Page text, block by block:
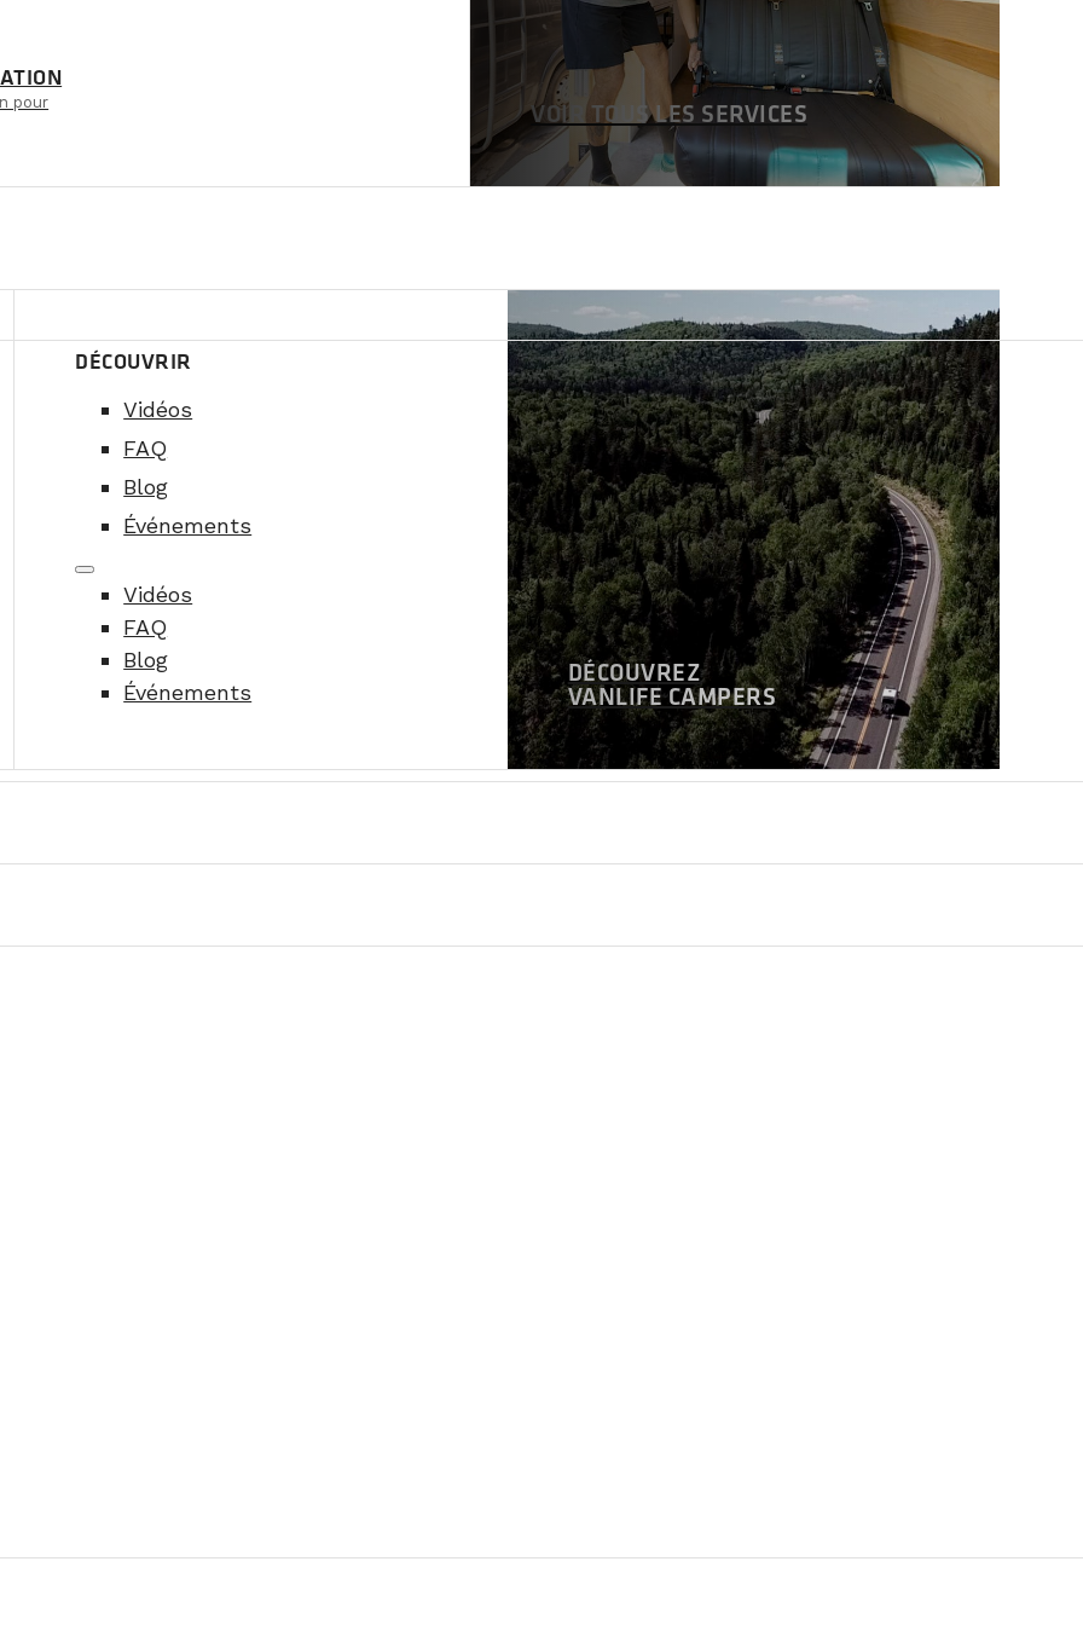
pour
VOIR TOUS LES SERVICES
DÉCOUVRIR
Vidéos
FAQ
Blog
Événements
Vidéos
FAQ
Blog
Événements
DÉCOUVREZ
VANLIFE CAMPERS
fréquemment et demeure étanche. Résultat : l'intérieur du van reste agréable, même après
être déplacée temporairement afin de libérer complètement l'espace.